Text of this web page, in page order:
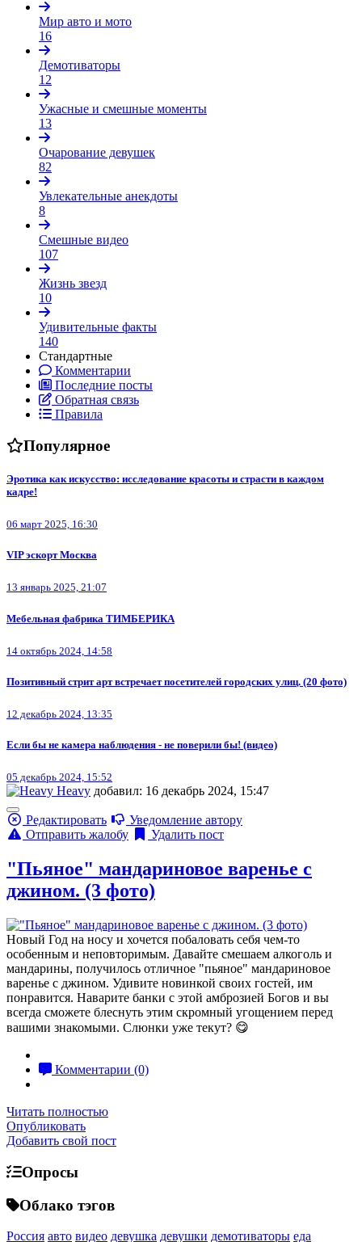
Мир авто и мото
16
Демотиваторы
12
Ужасные и смешные моменты
13
Очарование девушек
82
Увлекательные анекдоты
8
Смешные видео
107
Жизнь звезд
10
Удивительные факты
140
Стандартные
Комментарии
Последние посты
Обратная связь
Правила
Популярное
Эротика как искусство: исследование красоты и страсти в каждом
кадре!
06 март 2025, 16:30
VIP эскорт Москва
13 январь 2025, 21:07
Мебельная фабрика ТИМБЕРИКА
14 октябрь 2024, 14:58
Позитивный стрит арт встречает посетителей городских улиц. (20 фото)
12 декабрь 2024, 13:35
Если бы не камера наблюдения - не поверили бы! (видео)
05 декабрь 2024, 15:52
Heavy добавил: 16 декабрь 2024, 15:47
Редактировать
Уведомление автору
Отправить жалобу
Удалить пост
"Пьяное" мандариновое варенье с
джином. (3 фото)
Новый Год на носу и хочется побаловать себя чем-то
особенным и неповторимым. Давайте смешаем алкоголь и
мандарины, получилось отличное "пьяное" мандариновое
варенье с джином. Удивите новинкой своих гостей, им
понравится. Наварите банки с этой амброзией Богов и вы
всегда сможете блеснуть этим скромный угощением перед
вашими знакомыми. Слюнки уже текут? 😋
Комментарии (0)
Читать полностью
Опубликовать
Добавить свой пост
Опросы
Облако тэгов
Россия авто видео девушка девушки демотиваторы еда